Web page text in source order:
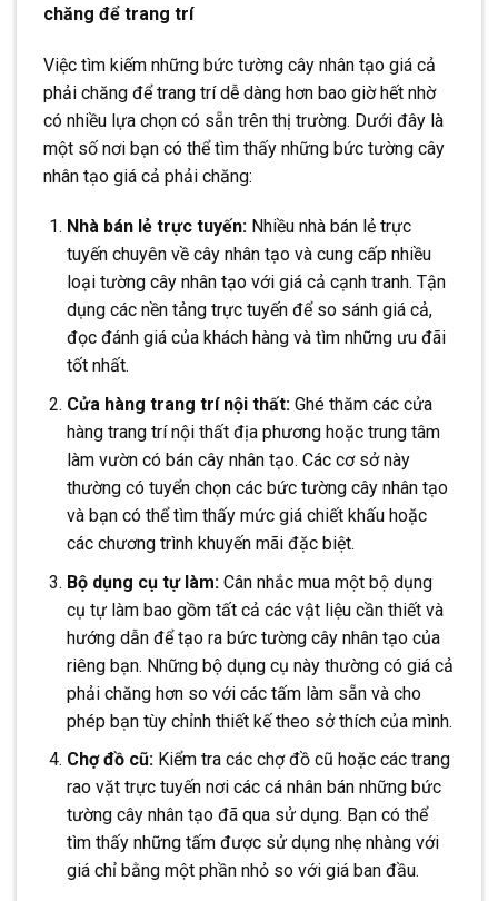
chăng để trang trí
Việc tìm kiếm những bức tường cây nhân tạo giá cả
phải chăng để trang trí dễ dàng hơn bao giờ hết nhờ
có nhiều lựa chọn có sẵn trên thị trường. Dưới đây là
một số nơi bạn có thể tìm thấy những bức tường cây
nhân tạo giá cả phải chăng:
Nhà bán lẻ trực tuyến:Nhiều nhà bán lẻ trực
tuyến chuyên về cây nhân tạo và cung cấp nhiều
loại tường cây nhân tạo với giá cả cạnh tranh. Tận
dụng các nền tảng trực tuyến để so sánh giá cả,
đọc đánh giá của khách hàng và tìm những ưu đãi
tốt nhất.
Cửa hàng trang trí nội thất:Ghé thăm các cửa
hàng trang trí nội thất địa phương hoặc trung tâm
làm vườn có bán cây nhân tạo. Các cơ sở này
thường có tuyển chọn các bức tường cây nhân tạo
và bạn có thể tìm thấy mức giá chiết khấu hoặc
các chương trình khuyến mãi đặc biệt.
Bộ dụng cụ tự làm:Cân nhắc mua một bộ dụng
cụ tự làm bao gồm tất cả các vật liệu cần thiết và
hướng dẫn để tạo ra bức tường cây nhân tạo của
riêng bạn. Những bộ dụng cụ này thường có giá cả
phải chăng hơn so với các tấm làm sẵn và cho
phép bạn tùy chỉnh thiết kế theo sở thích của mình.
Chợ đồ cũ:Kiểm tra các chợ đồ cũ hoặc các trang
rao vặt trực tuyến nơi các cá nhân bán những bức
tường cây nhân tạo đã qua sử dụng. Bạn có thể
tìm thấy những tấm được sử dụng nhẹ nhàng với
giá chỉ bằng một phần nhỏ so với giá ban đầu.